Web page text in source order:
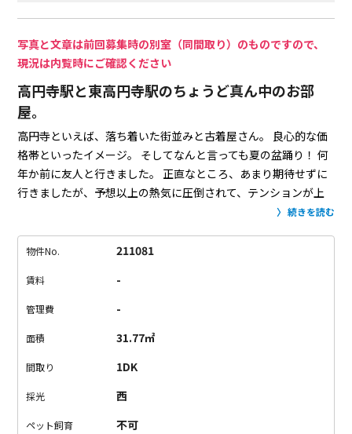
写真と文章は前回募集時の別室（同間取り）のものですので、
現況は内覧時にご確認ください
高円寺駅と東高円寺駅のちょうど真ん中のお部
屋。
高円寺といえば、落ち着いた街並みと古着屋さん。
良心的な価
格帯といったイメージ。
そしてなんと言っても夏の盆踊り！ 何
年か前に友人と行きました。
正直なところ、あまり期待せずに
行きましたが、予想以上の熱気に圧倒されて、テンションが上
駅からの道には桜並木があったので、春
楽しみですね。
”大通り沿いだから音がうるさくて仕方ない”
が高い部屋の作りのおかげで、窓を開けない限りは気にならな
い程度にまで軽減されてます。
り、設備充実で言うことなしです。
地で心地よく暮らす、叶えられると思います。
続きを読む
物件No. 211081
賃料 -
管理費 -
面積 31.77㎡
間取り 1DK
採光 西
ペット飼育 不可